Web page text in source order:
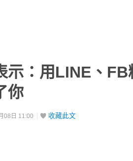
示：用LINE、
你
08日 11:00 收藏此文